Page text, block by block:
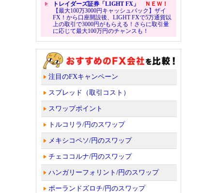
トレイダーズ証券「LIGHT FX」
ＮＥＷ！
【最大100万3000円キャッシュバック】ザイ
FX！から口座開設後、LIGHT FXで5万通貨以
上の取引で3000円がもらえる！さらに取引量
に応じて最大100万円のチャンスも！
注目のFXキャンペーン
スプレッド（取引コスト）
スワップポイント
トルコリラ/円のスワップ
メキシコペソ/円のスワップ
チェココルナ/円のスワップ
ハンガリーフォリント/円のスワップ
ポーランドズロチ/円のスワップ